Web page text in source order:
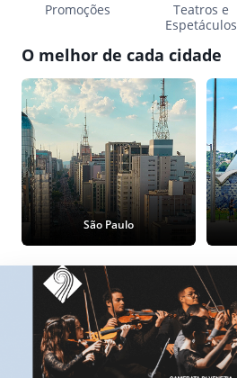
Promoções
Teatros e
Espetáculos
O melhor de cada cidade
São Paulo